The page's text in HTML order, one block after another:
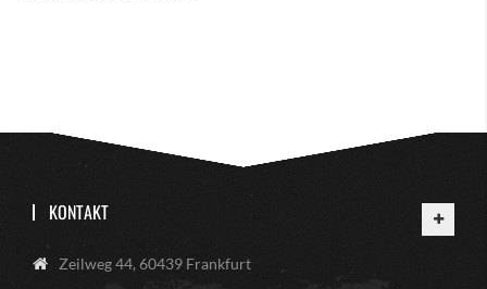
KONTAKT
Zeilweg 44, 60439 Frankfurt